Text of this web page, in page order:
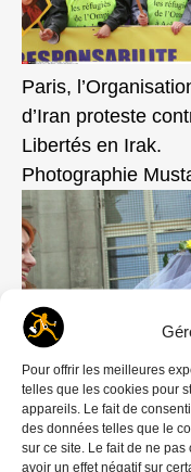
Pour offrir les meilleures
telles que les cookies pour
appareils. Le fait de
des données telles que le
sur ce site. Le fait de ne
avoir un effet négatif sur
Paris,
d’Iran proteste
Libertés en Irak.
Photographie